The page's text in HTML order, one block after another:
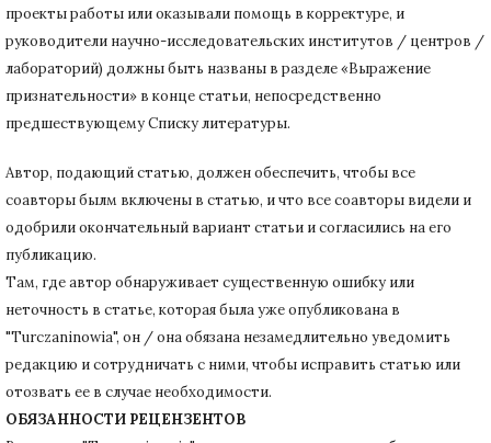
проекты работы или оказывали помощь в корректуре, и
руководители научно-исследовательских институтов / центров /
лабораторий) должны быть названы в разделе «Выражение
признательности» в конце статьи, непосредственно
предшествующему Списку литературы.
Автор, подающий статью, должен обеспечить, чтобы все
соавторы былм включены в статью, и что все соавторы видели и
одобрили окончательный вариант статьи и согласились на его
публикацию.
Там, где автор обнаруживает существенную ошибку или
неточность в статье, которая была уже опубликована в
"Turczaninowia", он / она обязана незамедлительно уведомить
редакцию и сотрудничать с ними, чтобы исправить статью или
отозвать ее в случае необходимости.
ОБЯЗАННОСТИ РЕЦЕНЗЕНТОВ